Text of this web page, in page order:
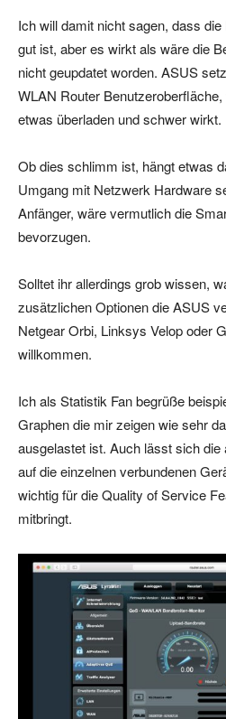
Ich will damit nicht sagen, dass
gut ist, aber es wirkt als wäre die
nicht geupdatet worden. ASUS
WLAN Router
etwas überladen und schwer wirkt.
Ob dies schlimm ist, hängt etwas
Umgang mit Netzwerk Hardware
Anfänger, wäre vermutlich die
bevorzugen.
Solltet ihr allerdings grob wissen,
zusätzlichen Optionen die ASUS
Netgear Orbi, Linksys Velop oder
willkommen.
Ich als Statistik Fan begrüße
Graphen die mir zeigen wie sehr
ausgelastet ist. Auch lässt sich
auf die einzelnen verbundenen
wichtig für die Quality of Service
mitbringt.